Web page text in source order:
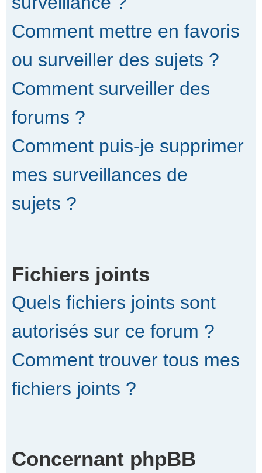
Comment mettre en favoris
ou surveiller des sujets ?
Comment surveiller des
forums ?
Comment puis-je supprimer
mes surveillances de
sujets ?
Fichiers joints
Quels fichiers joints sont
autorisés sur ce forum ?
Comment trouver tous mes
fichiers joints ?
Concernant phpBB